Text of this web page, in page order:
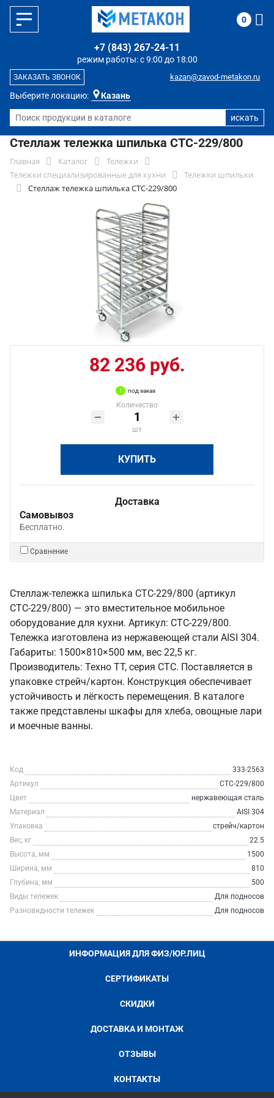
Выберите локацию: Казань
режим работы: с 9:00 до 18:00
+7 (843) 267-24-11
kazan@zavod-metakon.ru
ЗАКАЗАТЬ ЗВОНОК
0
Стеллаж тележка шпилька СТС-229/800
Главная Каталог
Тележки
Тележки специализированные для кухни
Тележки шпильки
Стеллаж тележка шпилька СТС-229/800
82 236 руб.
под заказ
Количество
шт
КУПИТЬ
Доставка
Самовывоз
Бесплатно.
Сравнение
Стеллаж-тележка шпилька СТС-229/800 (артикул
СТС-229/800) — это вместительное мобильное
оборудование для кухни. Артикул: СТС-229/800.
Тележка изготовлена из нержавеющей стали AISI 304.
Габариты: 1500×810×500 мм, вес 22,5 кг.
Производитель: Техно ТТ, серия СТС. Поставляется в
упаковке стрейч/картон. Конструкция обеспечивает
устойчивость и лёгкость перемещения. В каталоге
также представлены шкафы для хлеба, овощные лари
и моечные ванны.
Код
333-2563
Артикул
СТС-229/800
Цвет
нержавеющая сталь
Материал
AISI 304
Упаковка
стрейч/картон
Вес, кг
22.5
Высота, мм
1500
Ширина, мм
810
Глубина, мм
500
Виды тележек
Для подносов
Разновидности тележек
Для подносов
ИНФОРМАЦИЯ ДЛЯ ФИЗ/ЮР.ЛИЦ
СЕРТИФИКАТЫ
СКИДКИ
ДОСТАВКА И МОНТАЖ
ОТЗЫВЫ
КОНТАКТЫ